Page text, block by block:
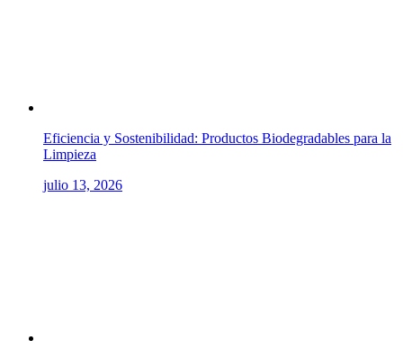
Eficiencia y Sostenibilidad: Productos Biodegradables para la
Limpieza
julio 13, 2026